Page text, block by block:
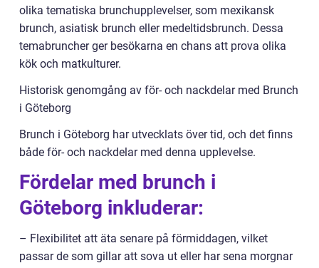
olika tematiska brunchupplevelser, som mexikansk
brunch, asiatisk brunch eller medeltidsbrunch. Dessa
temabruncher ger besökarna en chans att prova olika
kök och matkulturer.
Historisk genomgång av för- och nackdelar med Brunch
i Göteborg
Brunch i Göteborg har utvecklats över tid, och det finns
både för- och nackdelar med denna upplevelse.
Fördelar med brunch i
Göteborg inkluderar:
– Flexibilitet att äta senare på förmiddagen, vilket
passar de som gillar att sova ut eller har sena morgnar